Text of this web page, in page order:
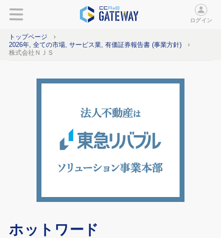
ログイン
トップページ
2026年, 全ての市場, サービス業, 有価証券報告書 (事業方針)
株式会社ＮＪＳ
ホットワード